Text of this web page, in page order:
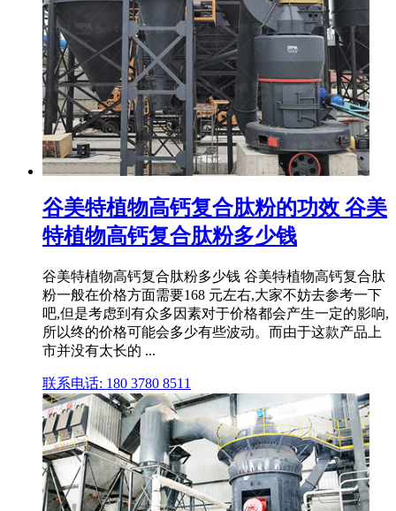
谷美特植物高钙复合肽粉的功效 谷美
特植物高钙复合肽粉多少钱
谷美特植物高钙复合肽粉多少钱 谷美特植物高钙复合肽
粉一般在价格方面需要168 元左右,大家不妨去参考一下
吧,但是考虑到有众多因素对于价格都会产生一定的影响,
所以终的价格可能会多少有些波动。而由于这款产品上
市并没有太长的 ...
联系电话: 180 3780 8511